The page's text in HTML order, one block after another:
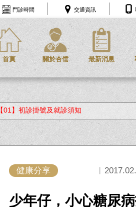
門診時間 交通資訊
首頁 關於杏儒 最新消息
【01】初診掛號及就診須知
健康分享
少年仔，小心糖尿